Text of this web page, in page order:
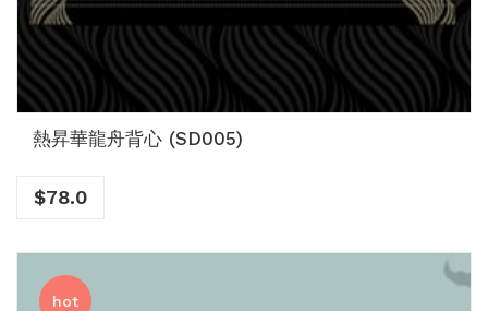
熱昇華龍舟背心 (SD005)
$78.0
hot